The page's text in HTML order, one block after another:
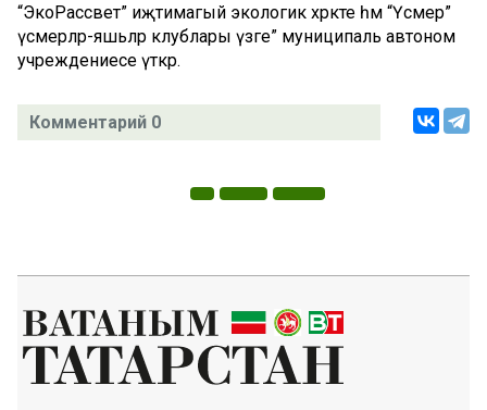
“ЭкоРассвет” иҗтимагый экологик хәрәкәте һәм “Үсмер”
үсмерләр-яшьләр клублары үзәге” муниципаль автоном
учреждениесе үткәрә.
Комментарий 0